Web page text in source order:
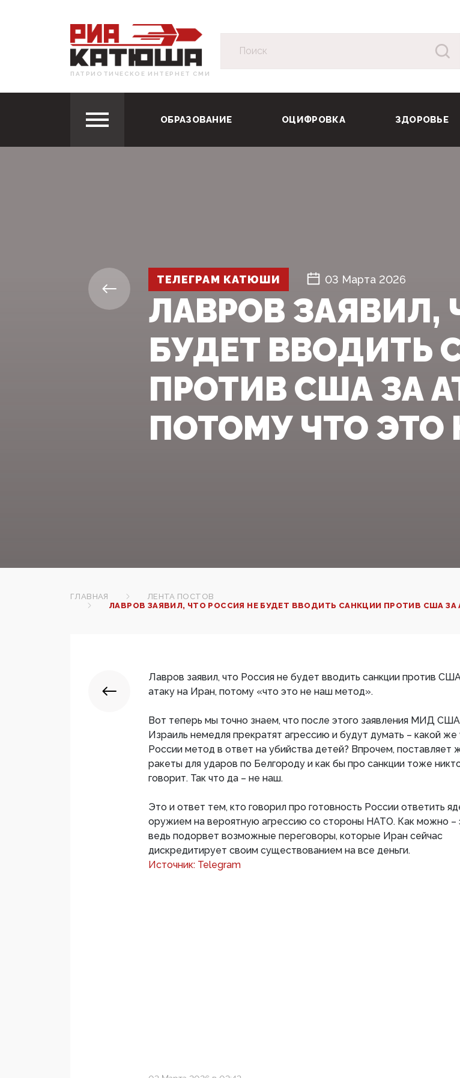
ПАТРИОТИЧЕСКОЕ ИНТЕРНЕТ СМИ
ОБРАЗОВАНИЕ ОЦИФРОВКА ЗДОРОВЬЕ
ТЕЛЕГРАМ КАТЮШИ 03 Марта 2026
ЛАВРОВ ЗАЯВИЛ,
БУДЕТ ВВОДИТЬ
ПРОТИВ США ЗА
ПОТОМУ ЧТО ЭТО
ГЛАВНАЯ
ЛЕНТА ПОСТОВ
ЛАВРОВ ЗАЯВИЛ, ЧТО РОССИЯ НЕ БУДЕТ ВВОДИТЬ САНКЦИИ ПРОТИВ США ЗА
Лавров заявил, что Россия не будет вводить санкции против
атаку на Иран, потому «что это не наш метод».
Вот теперь мы точно знаем, что после этого заявления МИД
Израиль немедля прекратят агрессию и будут думать – какой же
России метод в ответ на убийства детей? Впрочем,
ракеты для ударов по Белгороду и как бы про санкции тоже
говорит. Так что да – не наш.
Это и ответ тем, кто говорил про готовность России ответить
оружием на вероятную агрессию со стороны НАТО. Как можно –
ведь подорвет возможные переговоры, которые Иран сейчас
дискредитирует своим существованием на все деньги.
Источник: Telegram